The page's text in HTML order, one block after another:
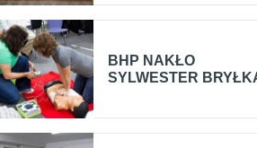
BHP NAKŁO
SYLWESTER